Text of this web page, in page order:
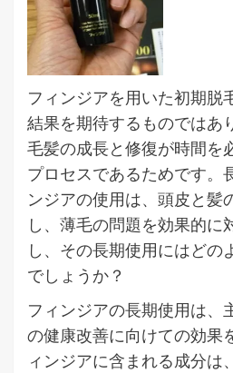
フィンジアを用いた初期脱
結果を期待するものではあ
毛髪の成長と修復が時間を
プロセスであるためです。
ンジアの使用は、頭皮と髪
し、薄毛の問題を効果的に
し、その長期使用にはどの
でしょうか？
フィンジアの長期使用は、
の健康改善に向けての効果
ィンジアに含まれる成分は